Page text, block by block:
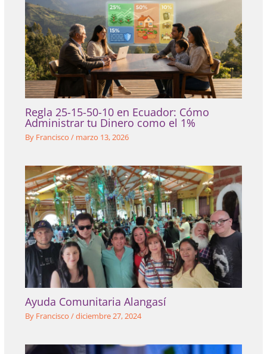
Regla 25-15-50-10 en Ecuador: Cómo
Administrar tu Dinero como el 1%
By Francisco / marzo 13, 2026
Ayuda Comunitaria Alangasí
By Francisco /diciembre 27, 2024